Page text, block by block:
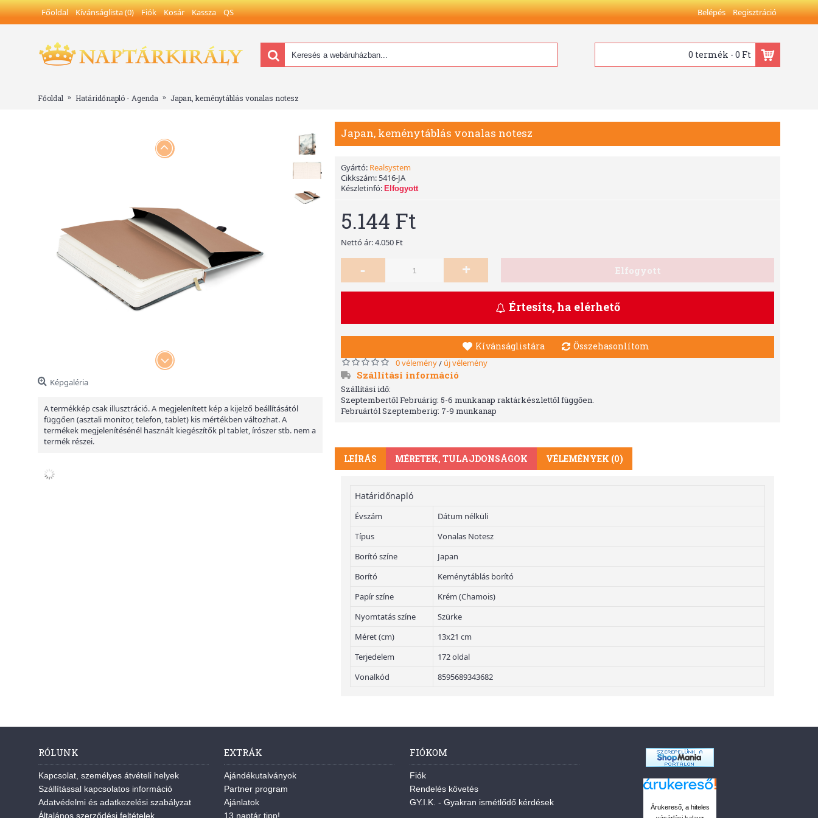
Főoldal Kívánságlista (0) Fiók Kosár Kassza QS Belépés Regisztráció
0 termék - 0 Ft
Főoldal Határidőnapló - Agenda Japan, keménytáblás vonalas notesz
Képgaléria
A termékkép csak illusztráció. A megjelenített kép a kijelző beállításától
függően (asztali monitor, telefon, tablet) kis mértékben változhat. A
termékek megjelenítésénél használt kiegészítők pl tablet, írószer stb. nem a
termék részei.
Japan, keménytáblás vonalas notesz
Gyártó: Realsystem
Cikkszám: 5416-JA
Készletinfó: Elfogyott
5.144 Ft
Nettó ár: 4.050 Ft
- + Elfogyott
Értesíts, ha elérhető
Kívánságlistára Összehasonlítom
0 vélemény/ új vélemény
Szállítási információ
Szállítási idő:
Szeptembertől Februárig: 5-6 munkanap raktárkészlettől függően.
Februártól Szeptemberig: 7-9 munkanap
LEÍRÁS MÉRETEK, TULAJDONSÁGOK VÉLEMÉNYEK (0)
Határidőnapló
Évszám
Dátum nélküli
Típus
Vonalas Notesz
Borító színe
Japan
Borító
Keménytáblás borító
Papír színe
Krém (Chamois)
Nyomtatás színe
Szürke
Méret (cm)
13x21 cm
Terjedelem
172 oldal
Vonalkód
8595689343682
RÓLUNK
Kapcsolat, személyes átvételi helyek
Szállítással kapcsolatos információ
Adatvédelmi és adatkezelési szabályzat
Általános szerződési feltételek
EXTRÁK
Ajándékutalványok
Partner program
Ajánlatok
13 naptár tipp!
FIÓKOM
Fiók
Rendelés követés
GY.I.K. - Gyakran ismétlődő kérdések
Árukereső, a hiteles